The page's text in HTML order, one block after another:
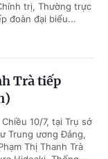
trị, Thường trực
đoàn đại biểu...
Trà tiếp
10/7, tại Trụ sở
Trung ương Đảng,
Thị Thanh Trà